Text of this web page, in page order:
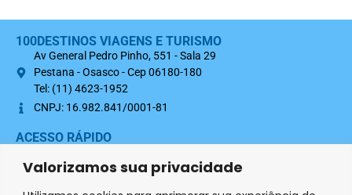
Valorizamos sua privacidade
100DESTINOS VIAGENS E TURISMO
Av General Pedro Pinho, 551 - Sala 29
Pestana - Osasco - Cep 06180-180
Tel: (11) 4623-1952
CNPJ: 16.982.841/0001-81
ACESSO RÁPIDO